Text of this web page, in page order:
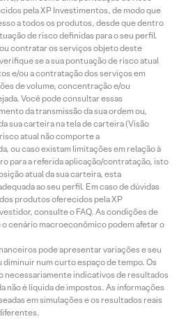
pela XP Investimentos, de modo que
a todos os produtos, desde que dentro
de risco definidas para o seu perfil.
contratar os serviços objeto deste
se a sua pontuação de risco atual
e/ou a contratação dos serviços em
de volume, concentração e/ou
Você pode consultar essas
da transmissão da sua ordem ou,
sua carteira na tela de carteira (Visão
atual não comporte a
ou caso existam limitações em relação à
para a referida aplicação/contratação, isto
atual da sua carteira, esta
ao seu perfil. Em caso de dúvidas
produtos oferecidos pela XP
consulte o FAQ. As condições de
cenário macroeconômico podem afetar o
pode apresentar variações e seu
diminuir num curto espaço de tempo. Os
necessariamente indicativos de resultados
não é líquida de impostos. As informações
em simulações e os resultados reais